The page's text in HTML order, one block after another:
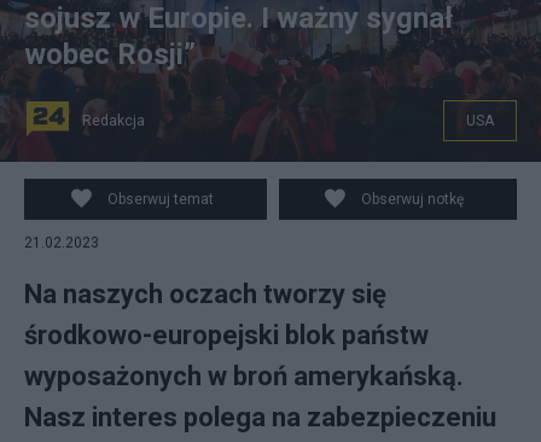
Przemowa Bidena odbyła się w Arkadach Kubickiego.
PAP/Piotr Nowak
sojusz w Europie. I ważny sygnał
wobec Rosji”
Redakcja USA
Obserwuj temat Obserwuj notkę
21.02.2023
Na naszych oczach tworzy się
środkowo-europejski blok państw
wyposażonych w broń amerykańską.
Nasz interes polega na zabezpieczeniu